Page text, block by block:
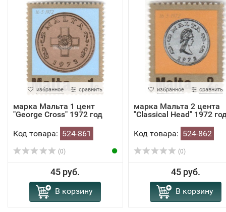
избранное сравнить
марка Мальта 1 цент
"George Cross" 1972 год
Код товара: 524-861
(0)
45 руб.
В корзину
избранное сравнить
марка Мальта 2 цента
"Classical Head" 1972
Код товара: 524-862
(0)
45 руб.
В корзину